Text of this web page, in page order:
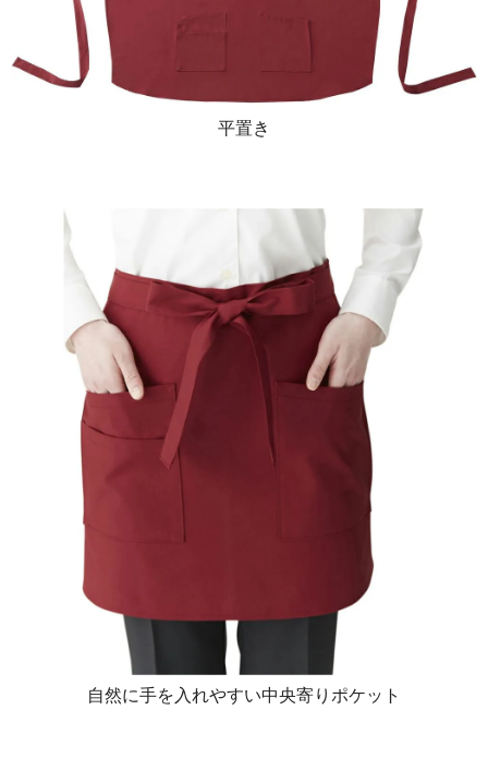
平置き
自然に手を入れやすい中央寄りポケット